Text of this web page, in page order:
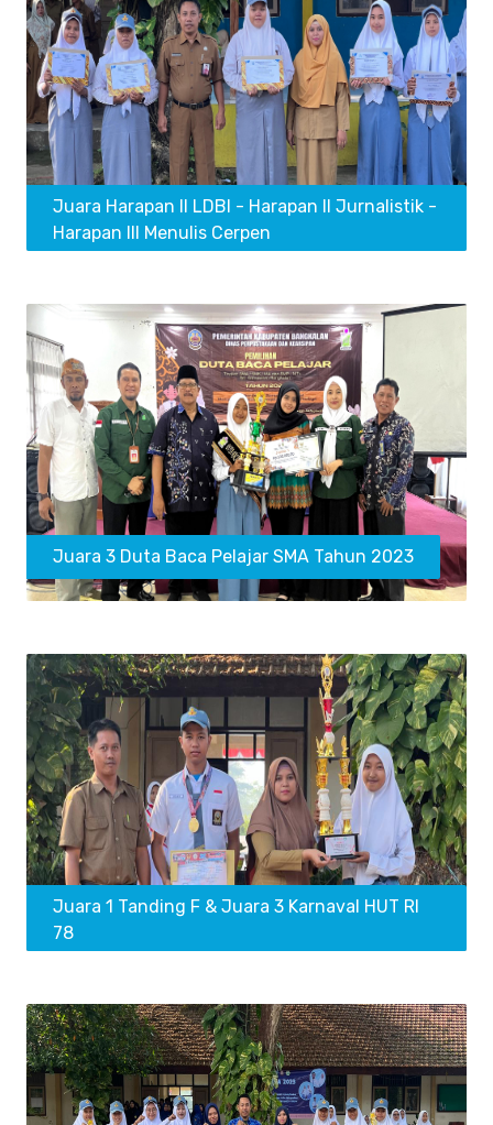
Juara Harapan II LDBI - Harapan II Jurnalistik -
Harapan III Menulis Cerpen
Juara 3 Duta Baca Pelajar SMA Tahun 2023
Juara 1 Tanding F & Juara 3 Karnaval HUT RI
78